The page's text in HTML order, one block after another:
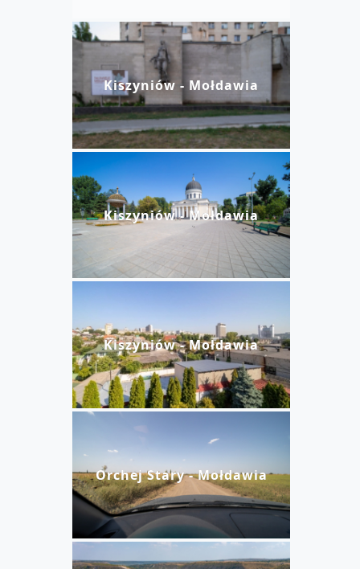
Kiszyniów - Mołdawia
Kiszyniów - Mołdawia
Kiszyniów - Mołdawia
Orchej Stary - Mołdawia